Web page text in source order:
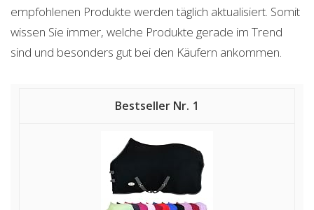
empfohlenen Produkte werden täglich aktualisiert. Somit
wissen Sie immer, welche Produkte gerade im Trend
sind und besonders gut bei den Käufern ankommen.
1